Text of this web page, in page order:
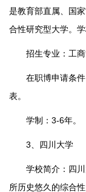
是教育部直属、国家
合性研究型大学。
招生专业：工商
在职博申请条件
表。
学制：3-6年。
3、四川大学
学校简介：四川
所历史悠久的综合